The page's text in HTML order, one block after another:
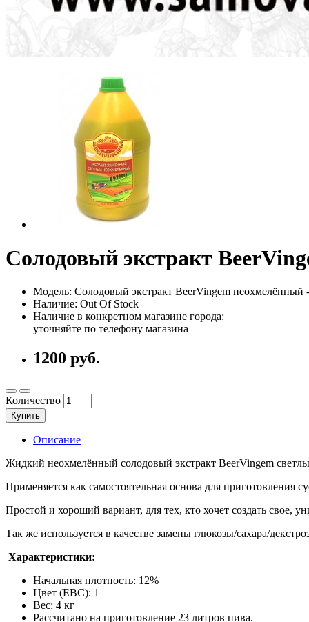
Солодовый экстракт
Модель: Солодовый экстракт BeerVingem неохмелённый
Наличие: Out Of Stock
Наличие в конкретном магазине города:
уточняйте по телефону магазина
1200 руб.
Количество
Купить
Описание
Жидкий неохмелённый солодовый экстракт BeerVingem
Применяется как самостоятельная основа для приготовления
Простой и хороший вариант, для тех, кто хочет создать свое,
Так же используется в качестве замены глюкозы/сахара/
Характеристики:
Начальная плотность: 12%
Цвет (EBC): 1
Вес: 4 кг
Рассчитано на приготовление 23 литров пива.